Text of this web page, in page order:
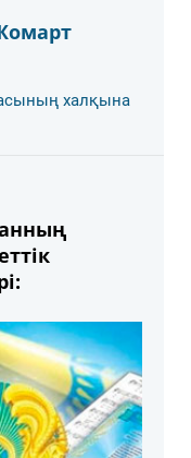
халқына